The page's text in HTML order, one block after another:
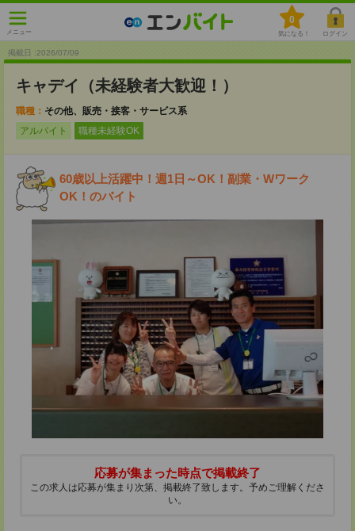
メニュー
0
気になる！ ログイン
掲載日 :2026/07/09
キャデイ（未経験者大歓迎！）
職種： その他、販売・接客・サービス系
アルバイト
職種未経験OK
60歳以上活躍中！週1日～OK！副業・Wワーク
OK！のバイト
応募が集まった時点で掲載終了
この求人は応募が集まり次第、掲載終了致します。予めご理解くださ
い。